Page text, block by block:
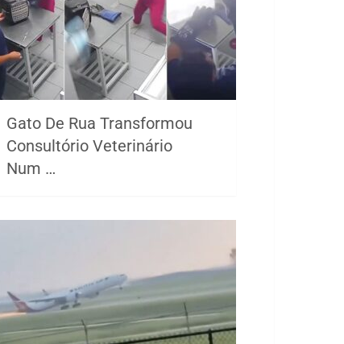
Gato De Rua Transformou
Consultório Veterinário
Num …